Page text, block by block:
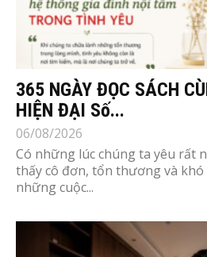
365 NGÀY ĐỌC SÁCH
HIỆN ĐẠI Số...
06/08/2026
Có những lúc chúng ta yêu rất
thấy cô đơn, tổn thương và khó
những cuộc...